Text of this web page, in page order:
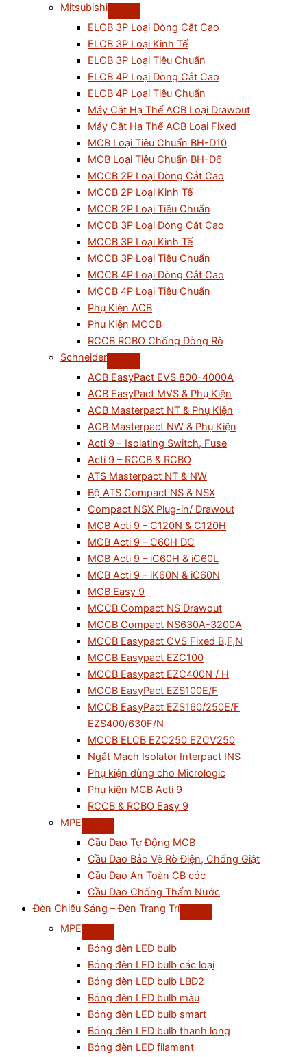
Mitsubishi
ELCB 3P Loại Dòng Cắt Cao
ELCB 3P Loại Kinh Tế
ELCB 3P Loại Tiêu Chuẩn
ELCB 4P Loại Dòng Cắt Cao
ELCB 4P Loại Tiêu Chuẩn
Máy Cắt Hạ Thế ACB Loại Drawout
Máy Cắt Hạ Thế ACB Loại Fixed
MCB Loại Tiêu Chuẩn BH-D10
MCB Loại Tiêu Chuẩn BH-D6
MCCB 2P Loại Dòng Cắt Cao
MCCB 2P Loại Kinh Tế
MCCB 2P Loại Tiêu Chuẩn
MCCB 3P Loại Dòng Cắt Cao
MCCB 3P Loại Kinh Tế
MCCB 3P Loại Tiêu Chuẩn
MCCB 4P Loại Dòng Cắt Cao
MCCB 4P Loại Tiêu Chuẩn
Phụ Kiện ACB
Phụ Kiện MCCB
RCCB RCBO Chống Dòng Rò
Schneider
ACB EasyPact EVS 800-4000A
ACB EasyPact MVS & Phụ Kiện
ACB Masterpact NT & Phụ Kiện
ACB Masterpact NW & Phụ Kiện
Acti 9 – Isolating Switch, Fuse
Acti 9 – RCCB & RCBO
ATS Masterpact NT & NW
Bộ ATS Compact NS & NSX
Compact NSX Plug-in/ Drawout
MCB Acti 9 – C120N & C120H
MCB Acti 9 – C60H DC
MCB Acti 9 – iC60H & iC60L
MCB Acti 9 – iK60N & iC60N
MCB Easy 9
MCCB Compact NS Drawout
MCCB Compact NS630A-3200A
MCCB Easypact CVS Fixed B,F,N
MCCB Easypact EZC100
MCCB Easypact EZC400N / H
MCCB EasyPact EZS100E/F
MCCB EasyPact EZS160/250E/F
EZS400/630F/N
MCCB ELCB EZC250 EZCV250
Ngắt Mạch Isolator Interpact INS
Phụ kiện dùng cho Micrologic
Phụ kiện MCB Acti 9
RCCB & RCBO Easy 9
MPE
Cầu Dao Tự Động MCB
Cầu Dao Bảo Vệ Rò Điện, Chống Giật
Cầu Dao An Toàn CB cóc
Cầu Dao Chống Thấm Nước
Đèn Chiếu Sáng – Đèn Trang Trí
MPE
Bóng đèn LED bulb
Bóng đèn LED bulb các loại
Bóng đèn LED bulb LBD2
Bóng đèn LED bulb màu
Bóng đèn LED bulb smart
Bóng đèn LED bulb thanh long
Bóng đèn LED filament